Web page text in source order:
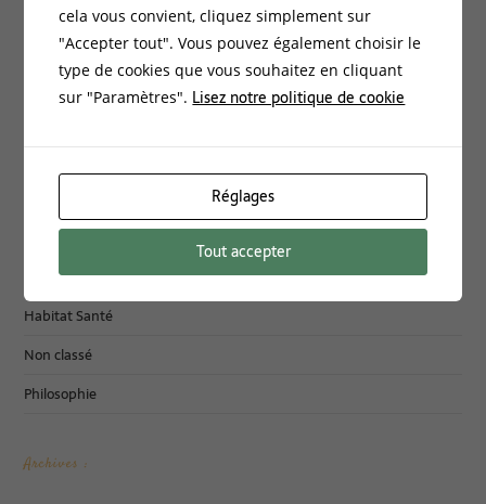
Catégories :
Energies Vitales
Formations
Habitat Santé
Non classé
Philosophie
Archives :
cela vous convient, cliquez simplement sur
"Accepter tout". Vous pouvez également choisir le
type de cookies que vous souhaitez en cliquant
sur "Paramètres". Lisez notre politique de cookie
Réglages
Tout accepter